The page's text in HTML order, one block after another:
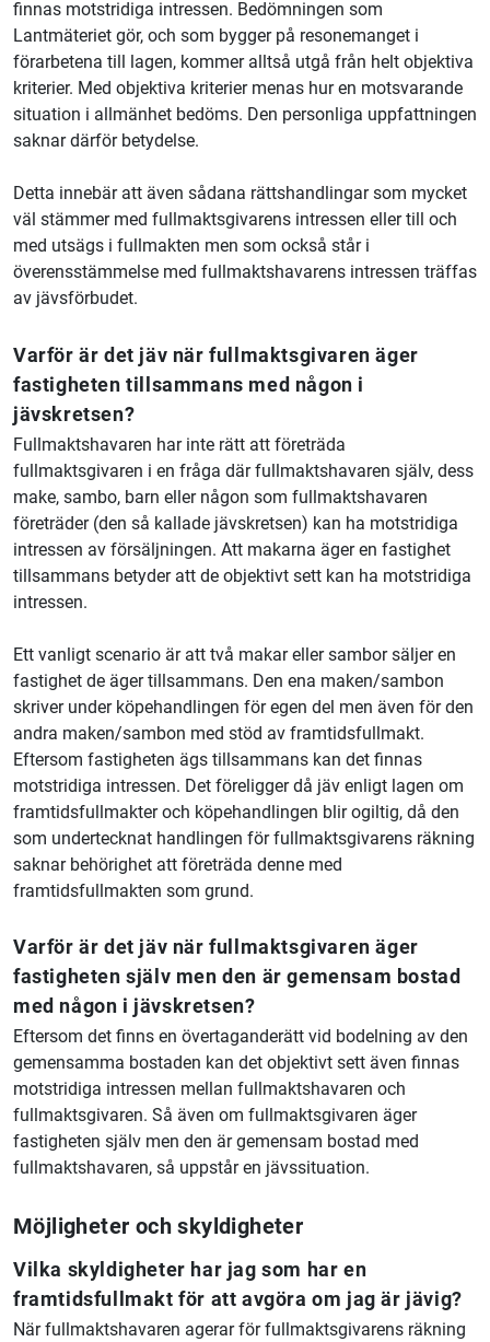
finnas motstridiga intressen. Bedömningen som
Lantmäteriet gör, och som bygger på resonemanget i
förarbetena till lagen, kommer alltså utgå från helt objektiva
kriterier. Med objektiva kriterier menas hur en motsvarande
situation i allmänhet bedöms. Den personliga uppfattningen
saknar därför betydelse.
Detta innebär att även sådana rättshandlingar som mycket
väl stämmer med fullmaktsgivarens intressen eller till och
med utsägs i fullmakten men som också står i
överensstämmelse med fullmaktshavarens intressen träffas
av jävsförbudet.
Varför är det jäv när fullmaktsgivaren äger
fastigheten tillsammans med någon i
jävskretsen?
Fullmaktshavaren har inte rätt att företräda
fullmaktsgivaren i en fråga där fullmaktshavaren själv, dess
make, sambo, barn eller någon som fullmaktshavaren
företräder (den så kallade jävskretsen) kan ha motstridiga
intressen av försäljningen. Att makarna äger en fastighet
tillsammans betyder att de objektivt sett kan ha motstridiga
intressen.
Ett vanligt scenario är att två makar eller sambor säljer en
fastighet de äger tillsammans. Den ena maken/sambon
skriver under köpehandlingen för egen del men även för den
andra maken/sambon med stöd av framtidsfullmakt.
Eftersom fastigheten ägs tillsammans kan det finnas
motstridiga intressen. Det föreligger då jäv enligt lagen om
framtidsfullmakter och köpehandlingen blir ogiltig, då den
som undertecknat handlingen för fullmaktsgivarens räkning
saknar behörighet att företräda denne med
framtidsfullmakten som grund.
Varför är det jäv när fullmaktsgivaren äger
fastigheten själv men den är gemensam bostad
med någon i jävskretsen?
Eftersom det finns en övertaganderätt vid bodelning av den
gemensamma bostaden kan det objektivt sett även finnas
motstridiga intressen mellan fullmaktshavaren och
fullmaktsgivaren. Så även om fullmaktsgivaren äger
fastigheten själv men den är gemensam bostad med
fullmaktshavaren, så uppstår en jävssituation.
Möjligheter och skyldigheter
Vilka skyldigheter har jag som har en
framtidsfullmakt för att avgöra om jag är jävig?
När fullmaktshavaren agerar för fullmaktsgivarens räkning